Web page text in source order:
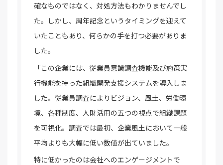
確なものではなく、対処方法もわかりませんでし
た。しかし、周年記念というタイミングを迎えて
いたこともあり、何らかの手を打つ必要がありま
した。
「この企業には、従業員意識調査機能及び施策実
行機能を持った組織開発支援システムを導入しま
した。従業員調査によりビジョン、風土、労働環
境、各種制度、人財活用の五つの視点で組織課題
を可視化。調査では最初、企業風土において一般
平均よりも大幅に低い数値が出ていました。
特に低かったのは会社へのエンゲージメントで